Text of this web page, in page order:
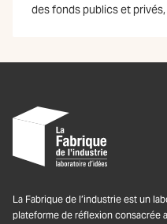
des fonds publics et
La Fabrique de l’industrie est un
plateforme de réflexion consacrée